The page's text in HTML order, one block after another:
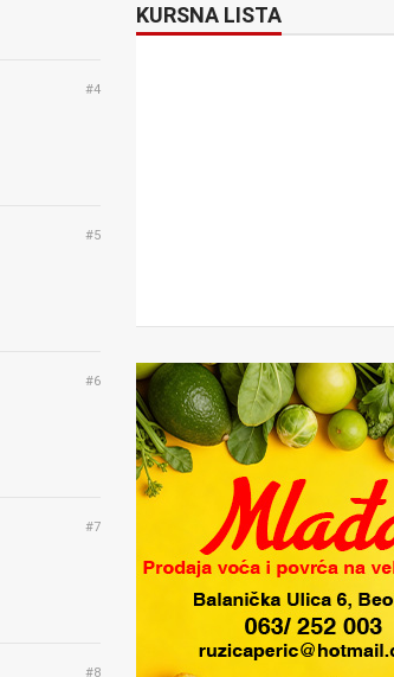
#4
#5
#6
#7
#8
KURSNA LISTA